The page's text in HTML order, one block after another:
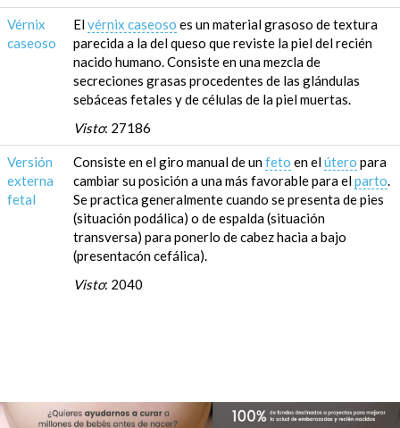
Vérnix
caseoso
Elvérnix caseoso es un material grasoso de textura
parecida a la del queso que reviste la piel del recién
nacido humano. Consiste en una mezcla de
secreciones grasas procedentes de las glándulas
sebáceas fetales y de células de la piel muertas.
Visto: 27186
Versión
externa
fetal
Consiste en el giro manual de unfeto en elútero para
cambiar su posición a una más favorable para elparto.
Se practica generalmente cuando se presenta de pies
(situación podálica) o de espalda (situación
transversa) para ponerlo de cabez hacia a bajo
(presentacón cefálica).
Visto: 2040